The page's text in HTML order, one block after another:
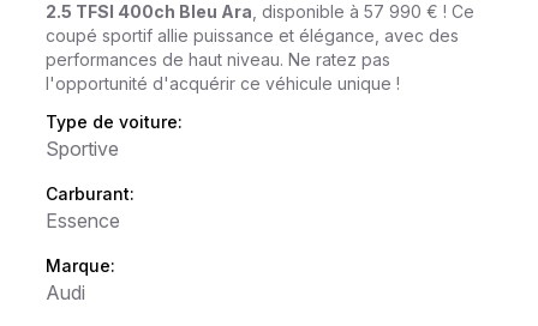
2.5 TFSI 400ch Bleu Ara , disponible à 57 990 € ! Ce
coupé sportif allie puissance et élégance, avec des
performances de haut niveau. Ne ratez pas
l'opportunité d'acquérir ce véhicule unique !
Type de voiture:
Sportive
Carburant:
Essence
Marque:
Audi